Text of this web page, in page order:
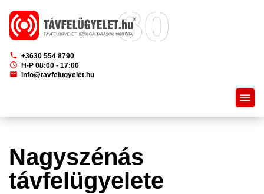
phone +3630 554 8790
schedule
H-P 08:00 - 17:00
mail info@tavfelugyelet.hu
menu
Nagyszénás
távfelügyelete